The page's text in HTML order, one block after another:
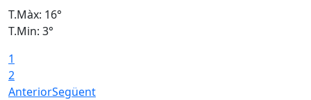
T.Màx: 16°
T.Min: 3°
1
2
AnteriorSegüent